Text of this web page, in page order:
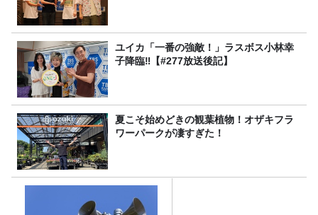
ユイカ「一番の強敵！」ラスボス小林幸
子降臨‼【#277放送後記】
夏こそ始めどきの観葉植物！オザキフラ
ワーパークが凄すぎた！